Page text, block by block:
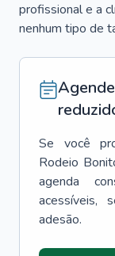
profissional e a
nenhum tipo de
Se você
Rodeio
agenda
acessíveis,
adesão.